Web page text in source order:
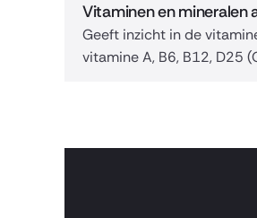
Vitaminen en mineralen
Geeft inzicht in de
vitamine A, B6, B12, D25